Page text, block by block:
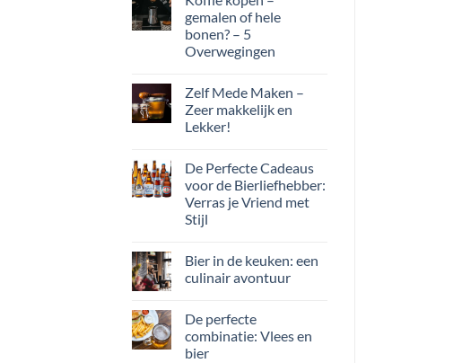
gemalen of hele
bonen? – 5
Overwegingen
Zelf Mede Maken –
Zeer makkelijk en
Lekker!
De Perfecte Cadeaus
voor de Bierliefhebber:
Verras je Vriend met
Stijl
Bier in de keuken: een
culinair avontuur
De perfecte
combinatie: Vlees en
bier